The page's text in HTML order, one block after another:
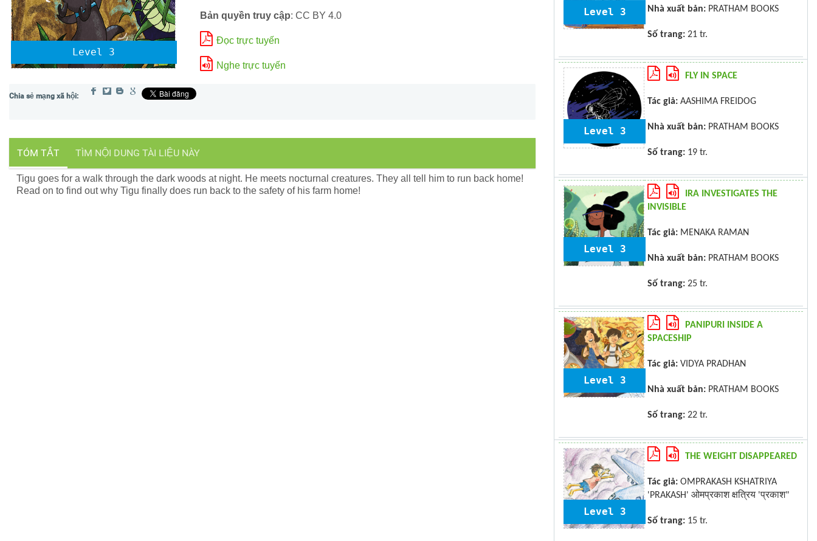
Level 3
Bản quyền truy cập: CC BY 4.0
Đọc trực tuyến
Nghe trực tuyến
TÓM TẮT TÌM NỘI DUNG TÀI LIỆU NÀY
Tigu goes for a walk through the dark woods at night. He meets nocturnal creatures. They all tell him to run back home!
Read on to find out why Tigu finally does run back to the safety of his farm home!
Level 3 Nhà xuất bản: PRATHAM BOOKS
Số trang: 21 tr.
Level 3
FLY IN SPACE
Tác giả: AASHIMA FREIDOG
Nhà xuất bản: PRATHAM BOOKS
Số trang: 19 tr.
Level 3
IRA INVESTIGATES THE
INVISIBLE
Tác giả: MENAKA RAMAN
Nhà xuất bản: PRATHAM BOOKS
Số trang: 25 tr.
Level 3
PANIPURI INSIDE A
SPACESHIP
Tác giả: VIDYA PRADHAN
Nhà xuất bản: PRATHAM BOOKS
Số trang: 22 tr.
Level 3
THE WEIGHT DISAPPEARED
Tác giả: OMPRAKASH KSHATRIYA
'PRAKASH' ओमप्रकाश क्षत्रिय 'प्रकाश"
Số trang: 15 tr.